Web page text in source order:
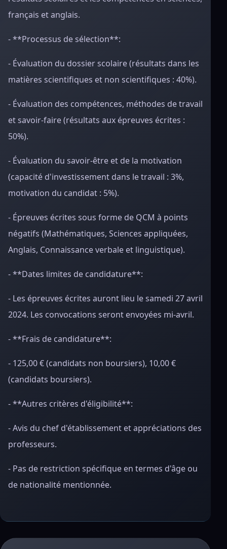
français et anglais.
- **Processus de sélection**:
- Évaluation du dossier scolaire (résultats dans les
matières scientifiques et non scientifiques : 40%).
- Évaluation des compétences, méthodes de travail
et savoir-faire (résultats aux épreuves écrites :
50%).
- Évaluation du savoir-être et de la motivation
(capacité d'investissement dans le travail : 3%,
motivation du candidat : 5%).
- Épreuves écrites sous forme de QCM à points
négatifs (Mathématiques, Sciences appliquées,
Anglais, Connaissance verbale et linguistique).
- **Dates limites de candidature**:
- Les épreuves écrites auront lieu le samedi 27 avril
2024. Les convocations seront envoyées mi-avril.
- **Frais de candidature**:
- 125,00 € (candidats non boursiers), 10,00 €
(candidats boursiers).
- **Autres critères d'éligibilité**:
- Avis du chef d'établissement et appréciations des
professeurs.
- Pas de restriction spécifique en termes d'âge ou
de nationalité mentionnée.